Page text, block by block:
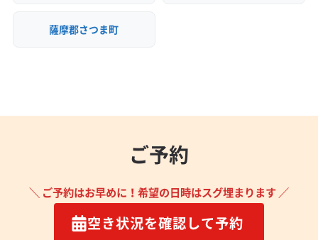
薩摩郡さつま町
ご予約
＼ ご予約はお早めに！希望の日時はスグ埋まります ／
空き状況を確認して予約